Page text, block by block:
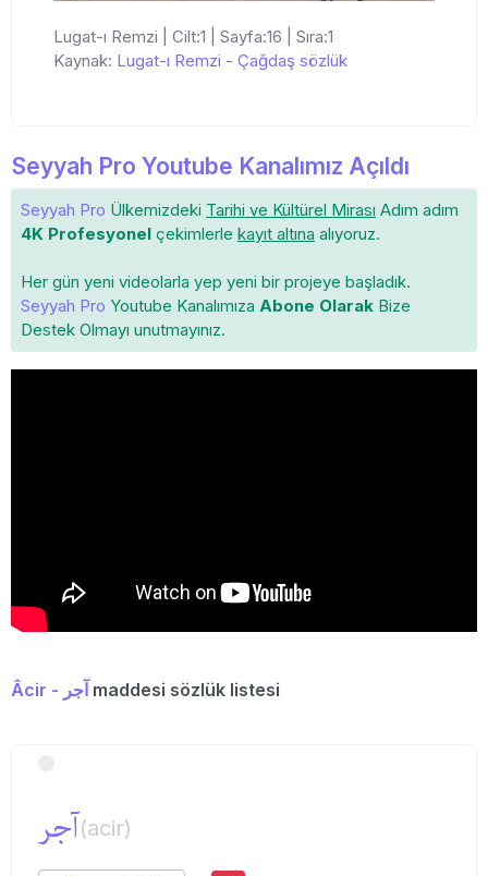
Lugat-ı Remzi | Cilt:1 | Sayfa:16 | Sıra:1
Kaynak: Lugat-ı Remzi - Çağdaş sözlük
Seyyah Pro Youtube Kanalımız Açıldı
Seyyah Pro Ülkemizdeki Tarihi ve Kültürel Mirası Adım adım
4K Profesyonel çekimlerle kayıt altına alıyoruz.
Her gün yeni videolarla yep yeni bir projeye başladık.
Seyyah Pro Youtube Kanalımıza Abone Olarak Bize
Destek Olmayı unutmayınız.
Âcir - آجر maddesi sözlük listesi
آجر(acir)